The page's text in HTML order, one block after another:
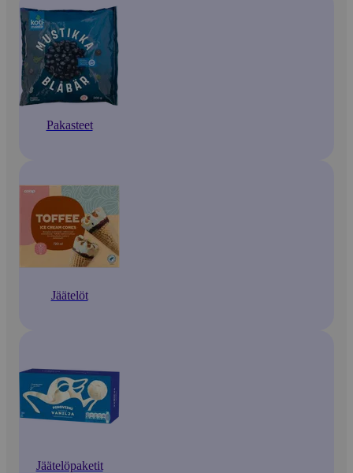
Pakasteet
Jäätelöt
Jäätelöpaketit